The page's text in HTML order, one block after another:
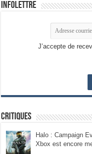
Infolettre
J’accepte de
Critiques
Halo : Campaign
Xbox est encore